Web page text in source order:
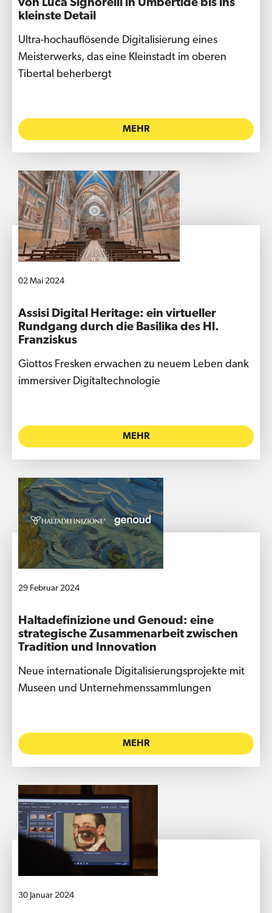
von Luca Signorelli in Umbertide bis ins
kleinste Detail
Ultra-hochauflösende Digitalisierung eines
Meisterwerks, das eine Kleinstadt im oberen
Tibertal beherbergt
MEHR
02 Mai 2024
Assisi Digital Heritage: ein virtueller
Rundgang durch die Basilika des Hl.
Franziskus
Giottos Fresken erwachen zu neuem Leben dank
immersiver Digitaltechnologie
MEHR
29 Februar 2024
Haltadefinizione und Genoud: eine
strategische Zusammenarbeit zwischen
Tradition und Innovation
Neue internationale Digitalisierungsprojekte mit
Museen und Unternehmenssammlungen
MEHR
30 Januar 2024